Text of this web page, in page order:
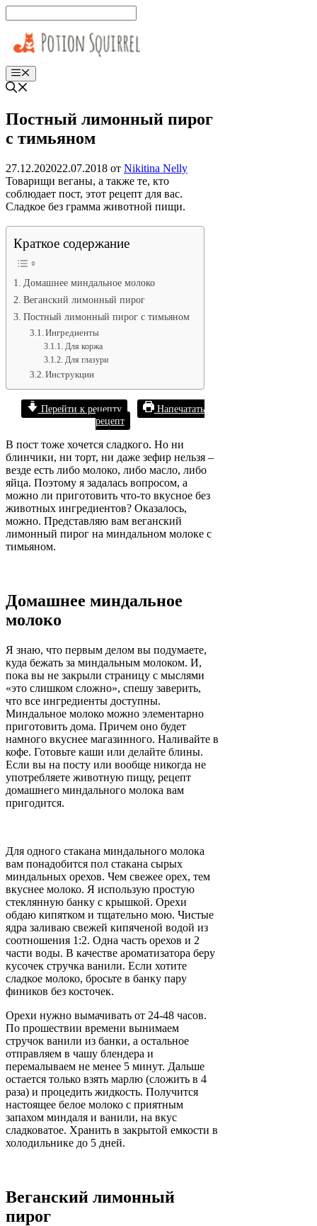
к
содержимому
Меню
Постный лимонный пирог
с тимьяном
27.12.202022.07.2018 от Nikitina Nelly
Товарищи веганы, а также те, кто
соблюдает пост, этот рецепт для вас.
Сладкое без грамма животной пищи.
Краткое содержание
Домашнее миндальное молоко
Веганский лимонный пирог
Постный лимонный пирог с тимьяном
Ингредиенты
Для коржа
Для глазури
Инструкции
Перейти к рецепту
Напечатать
рецепт
В пост тоже хочется сладкого. Но ни
блинчики, ни торт, ни даже зефир нельзя –
везде есть либо молоко, либо масло, либо
яйца. Поэтому я задалась вопросом, а
можно ли приготовить что-то вкусное без
животных ингредиентов? Оказалось,
можно. Представляю вам веганский
лимонный пирог на миндальном молоке с
тимьяном.
Домашнее миндальное
молоко
Я знаю, что первым делом вы подумаете,
куда бежать за миндальным молоком. И,
пока вы не закрыли страницу с мыслями
«это слишком сложно», спешу заверить,
что все ингредиенты доступны.
Миндальное молоко можно элементарно
приготовить дома. Причем оно будет
намного вкуснее магазинного. Наливайте в
кофе. Готовьте каши или делайте блины.
Если вы на посту или вообще никогда не
употребляете животную пищу, рецепт
домашнего миндального молока вам
пригодится.
Для одного стакана миндального молока
вам понадобится пол стакана сырых
миндальных орехов. Чем свежее орех, тем
вкуснее молоко. Я использую простую
стеклянную банку с крышкой. Орехи
обдаю кипятком и тщательно мою. Чистые
ядра заливаю свежей кипяченой водой из
соотношения 1:2. Одна часть орехов и 2
части воды. В качестве ароматизатора беру
кусочек стручка ванили. Если хотите
сладкое молоко, бросьте в банку пару
фиников без косточек.
Орехи нужно вымачивать от 24-48 часов.
По прошествии времени вынимаем
стручок ванили из банки, а остальное
отправляем в чашу блендера и
перемалываем не менее 5 минут. Дальше
остается только взять марлю (сложить в 4
раза) и процедить жидкость. Получится
настоящее белое молоко с приятным
запахом миндаля и ванили, на вкус
сладковатое. Хранить в закрытой емкости в
холодильнике до 5 дней.
Веганский лимонный
пирог